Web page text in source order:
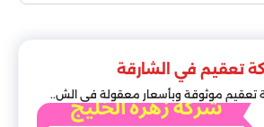
تعقيم في الشارقة
موثوقة وبأسعار معقولة في الش..